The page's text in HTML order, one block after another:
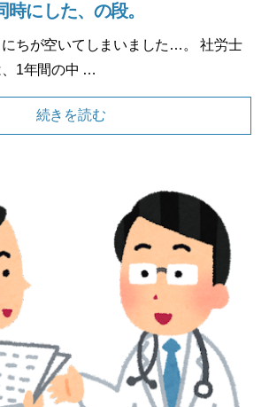
にした、の段。
ちが空いてしまいました…。 社労士
1年間の中 …
続きを読む